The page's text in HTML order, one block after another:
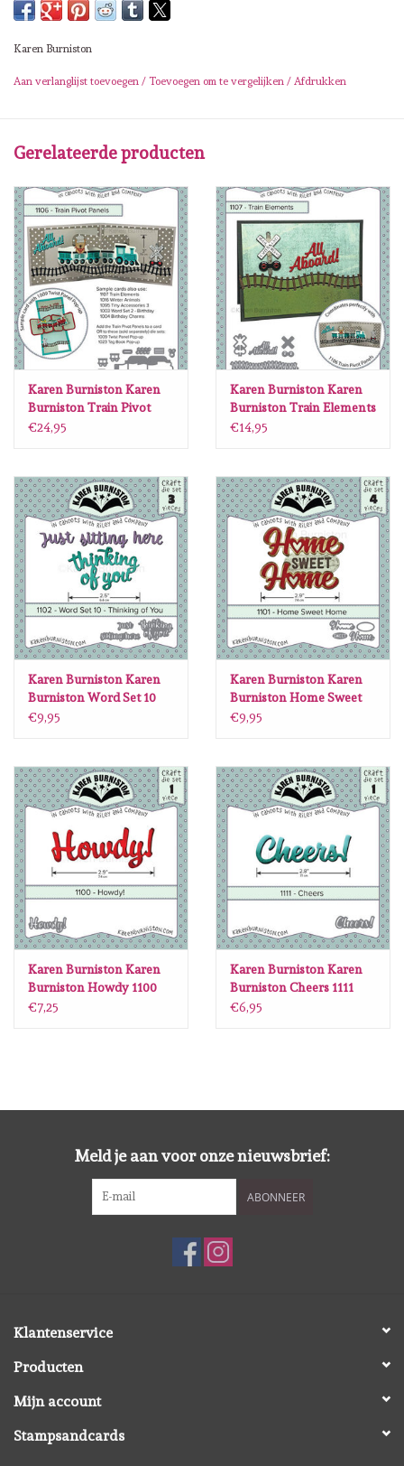
OLO Markers
Modascrap
Siliconen mal
Spellbinders
Dress My Craft
Uniquely Creative
Juffrouw Muis
Purple Onion Designs
Kleurboeken
Cadeaubonnen
Karen Burniston
Aan verlanglijst toevoegen / Toevoegen om te vergelijken / Afdrukken
Gerelateerde producten
Karen Burniston Karen
Burniston Train Pivot
Panels 1106
€24,95
Karen Burniston Karen
Burniston Train Elements
1107
€14,95
Karen Burniston Karen
Burniston Word Set 10
Thinking of you 1102
€9,95
Karen Burniston Karen
Burniston Home Sweet
Home 1101
€9,95
Karen Burniston Karen
Burniston Howdy 1100
€7,25
Karen Burniston Karen
Burniston Cheers 1111
€6,95
Meld je aan voor onze nieuwsbrief:
ABONNEER
Klantenservice
Producten
Mijn account
Stampsandcards